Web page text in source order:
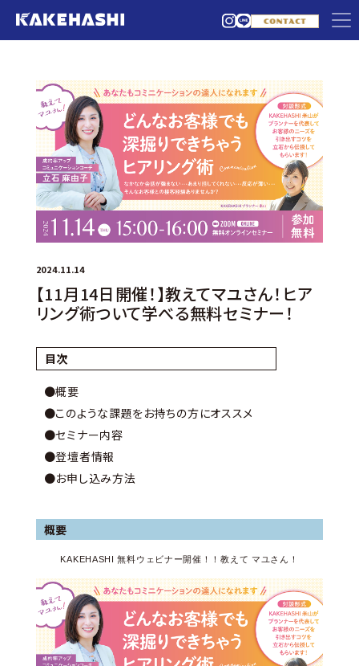
2024.11.14
【11月14日開催！】教えてマユさん！ヒア
リング術ついて学べる無料セミナー！
目次
●概要
●このような課題をお持ちの方にオススメ
●セミナー内容
●登壇者情報
●お申し込み方法
概要
KAKEHASHI 無料ウェビナー開催！！教えて マユさん！